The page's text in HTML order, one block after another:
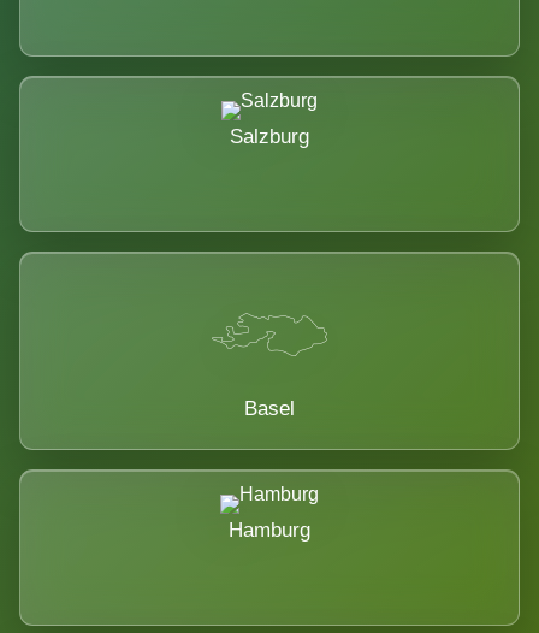
Salzburg
Basel
Hamburg